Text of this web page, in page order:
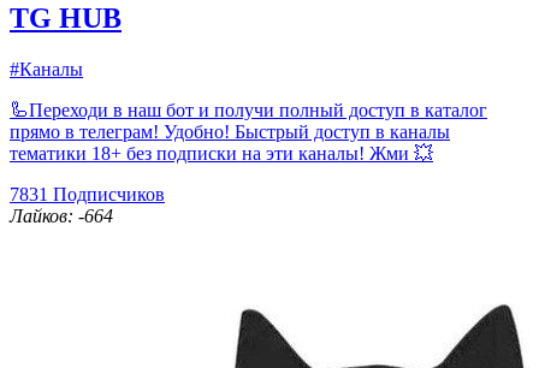
TG HUB
#Каналы
🦾Переходи в наш бот и получи полный доступ в каталог
прямо в телеграм! Удобно! Быстрый доступ в каналы
тематики 18+ без подписки на эти каналы! Жми 💥
7831 Подписчиков
Лайков: -664